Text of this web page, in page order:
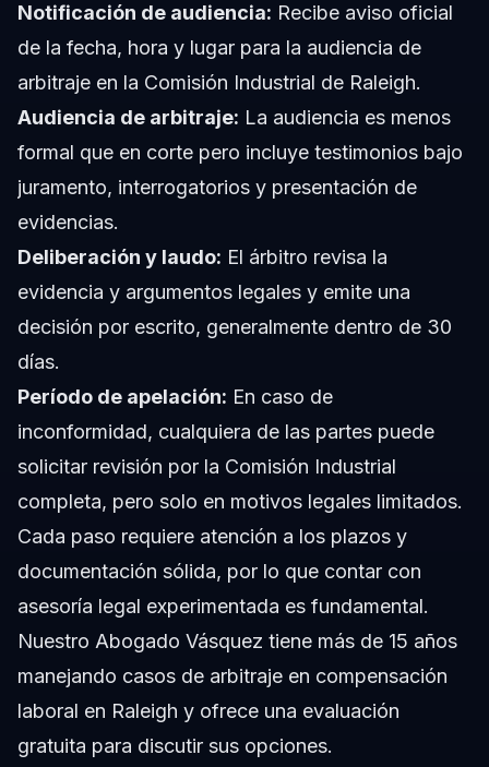
Notificación de audiencia: Recibe aviso oficial
de la fecha, hora y lugar para la audiencia de
arbitraje en la Comisión Industrial de Raleigh.
Audiencia de arbitraje: La audiencia es menos
formal que en corte pero incluye testimonios bajo
juramento, interrogatorios y presentación de
evidencias.
Deliberación y laudo: El árbitro revisa la
evidencia y argumentos legales y emite una
decisión por escrito, generalmente dentro de 30
días.
Período de apelación: En caso de
inconformidad, cualquiera de las partes puede
solicitar revisión por la Comisión Industrial
completa, pero solo en motivos legales limitados.
Cada paso requiere atención a los plazos y
documentación sólida, por lo que contar con
asesoría legal experimentada es fundamental.
Nuestro Abogado Vásquez tiene más de 15 años
manejando casos de arbitraje en compensación
laboral en Raleigh y ofrece una evaluación
gratuita para discutir sus opciones.